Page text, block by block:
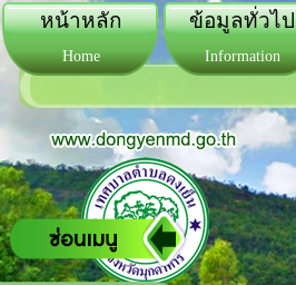
หน้าหลัก
Home
ข้อมูลทั่วไป
Information